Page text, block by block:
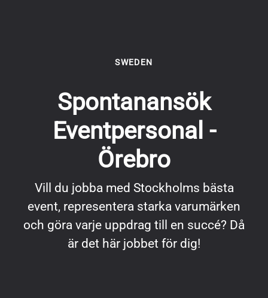
SWEDEN
Spontanansök
Eventpersonal -
Örebro
Vill du jobba med Stockholms bästa
event, representera starka varumärken
och göra varje uppdrag till en succé? Då
är det här jobbet för dig!